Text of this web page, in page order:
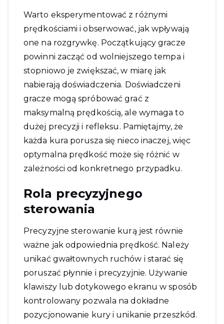
Warto eksperymentować z różnymi
prędkościami i obserwować, jak wpływają
one na rozgrywkę. Początkujący gracze
powinni zacząć od wolniejszego tempa i
stopniowo je zwiększać, w miarę jak
nabierają doświadczenia. Doświadczeni
gracze mogą spróbować grać z
maksymalną prędkością, ale wymaga to
dużej precyzji i refleksu. Pamiętajmy, że
każda kura porusza się nieco inaczej, więc
optymalna prędkość może się różnić w
zależności od konkretnego przypadku.
Rola precyzyjnego
sterowania
Precyzyjne sterowanie kurą jest równie
ważne jak odpowiednia prędkość. Należy
unikać gwałtownych ruchów i starać się
poruszać płynnie i precyzyjnie. Używanie
klawiszy lub dotykowego ekranu w sposób
kontrolowany pozwala na dokładne
pozycjonowanie kury i unikanie przeszkód.